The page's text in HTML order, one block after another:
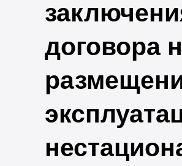
договора